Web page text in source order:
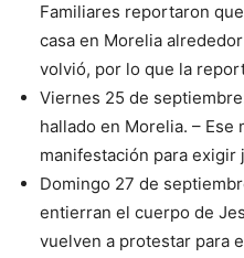
Familiares reportaron
casa en Morelia
volvió, por lo que la
Viernes 25 de
hallado en Morelia. – Ese
manifestación para exigir
Domingo 27 de
entierran el cuerpo de
vuelven a protestar para